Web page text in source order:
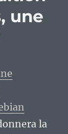
une
la